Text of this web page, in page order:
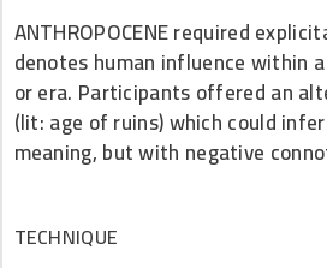
ANTHROPOCENE required
denotes human influence within
or era. Participants offered an
(lit: age of ruins) which could
meaning, but with negative
TECHNIQUE